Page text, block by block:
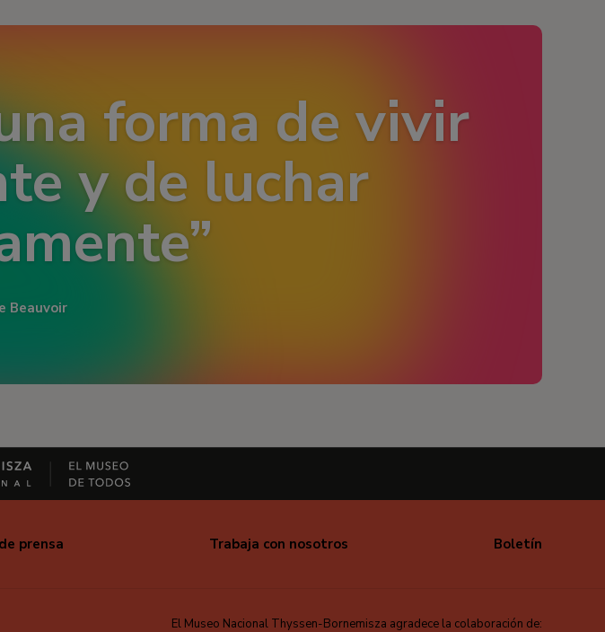
forma de vivir
y de luchar
Beauvoir
prensa Trabaja con nosotros Boletín
El Museo Nacional Thyssen-Bornemisza agradece la colaboración de: